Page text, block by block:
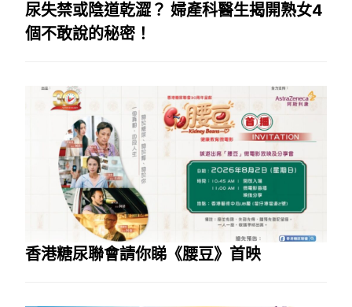
尿失禁或陰道乾澀？ 婦產科醫生揭開熟女4
個不敢說的秘密！
香港糖尿聯會請你睇《腰豆》首映